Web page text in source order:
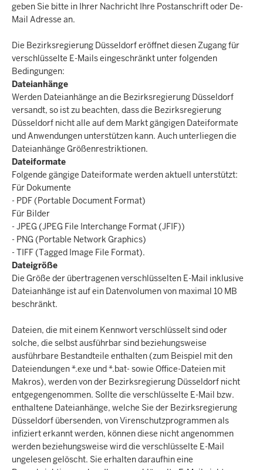
geben Sie bitte in Ihrer Nachricht Ihre Postanschrift oder De-
Mail Adresse an.
Die Bezirksregierung Düsseldorf eröffnet diesen Zugang für
verschlüsselte E-Mails eingeschränkt unter folgenden
Bedingungen:
Dateianhänge
Werden Dateianhänge an die Bezirksregierung Düsseldorf
versandt, so ist zu beachten, dass die Bezirksregierung
Düsseldorf nicht alle auf dem Markt gängigen Dateiformate
und Anwendungen unterstützen kann. Auch unterliegen die
Dateianhänge Größenrestriktionen.
Dateiformate
Folgende gängige Dateiformate werden aktuell unterstützt:
Für Dokumente
- PDF (Portable Document Format)
Für Bilder
- JPEG (JPEG File Interchange Format (JFIF))
- PNG (Portable Network Graphics)
- TIFF (Tagged Image File Format).
Dateigröße
Die Größe der übertragenen verschlüsselten E-Mail inklusive
Dateianhänge ist auf ein Datenvolumen von maximal 10 MB
beschränkt.
Dateien, die mit einem Kennwort verschlüsselt sind oder
solche, die selbst ausführbar sind beziehungsweise
ausführbare Bestandteile enthalten (zum Beispiel mit den
Dateiendungen *.exe und *.bat- sowie Office-Dateien mit
Makros), werden von der Bezirksregierung Düsseldorf nicht
entgegengenommen. Sollte die verschlüsselte E-Mail bzw.
enthaltene Dateianhänge, welche Sie der Bezirksregierung
Düsseldorf übersenden, von Virenschutzprogrammen als
infiziert erkannt werden, können diese nicht angenommen
werden beziehungsweise wird die verschlüsselte E-Mail
ungelesen gelöscht. Sie erhalten daraufhin eine